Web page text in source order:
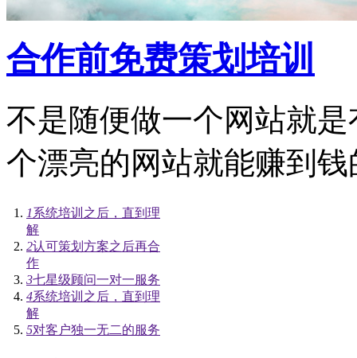
合作前免费策划培训
不是随便做一个网站就
个漂亮的网站就能赚到
1系统培训之后，直到理
解
2认可策划方案之后再合
作
3七星级顾问一对一服务
4系统培训之后，直到理
解
5对客户独一无二的服务